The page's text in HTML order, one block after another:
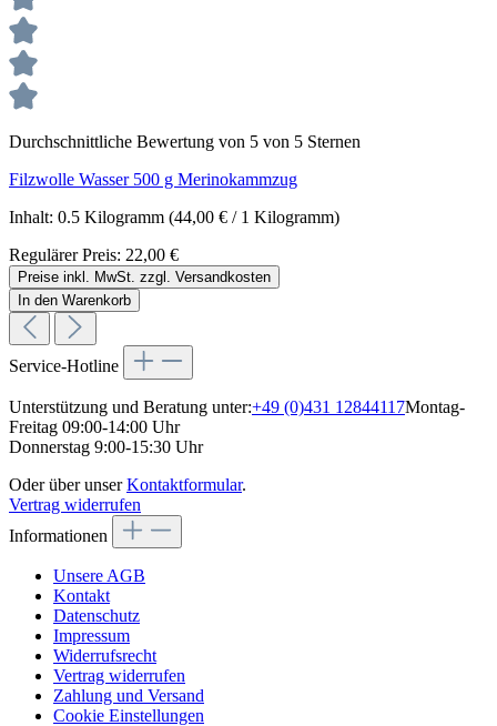
Durchschnittliche Bewertung von 5 von 5 Sternen
Filzwolle Wasser 500 g Merinokammzug
Inhalt: 0.5 Kilogramm (44,00 € / 1 Kilogramm)
Regulärer Preis: 22,00 €
Preise inkl. MwSt. zzgl. Versandkosten
In den Warenkorb
Service-Hotline
Unterstützung und Beratung unter:+49 (0)431 12844117Montag-
Freitag 09:00-14:00 Uhr
Donnerstag 9:00-15:30 Uhr
Oder über unserKontaktformular.
Vertrag widerrufen
Informationen
Unsere AGB
Kontakt
Datenschutz
Impressum
Widerrufsrecht
Vertrag widerrufen
Zahlung und Versand
Cookie Einstellungen